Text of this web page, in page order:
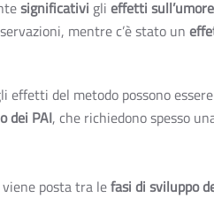
significativi gli effetti sull’umore
mentre c’è stato un
effetti del metodo possono
dei PAI, che richiedono spesso
posta tra lefasi di sviluppo